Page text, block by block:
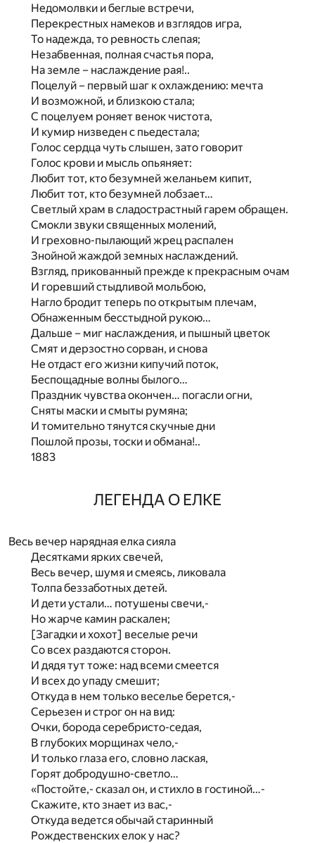
Недомолвки и беглые встречи,
Перекрестных намеков и взглядов игра,
То надежда, то ревность слепая;
Незабвенная, полная счастья пора,
На земле – наслаждение рая!..
Поцелуй – первый шаг к охлаждению: мечта
И возможной, и близкою стала;
С поцелуем роняет венок чистота,
И кумир низведен с пьедестала;
Голос сердца чуть слышен, зато говорит
Голос крови и мысль опьяняет:
Любит тот, кто безумней желаньем кипит,
Любит тот, кто безумней лобзает…
Светлый храм в сладострастный гарем обращен.
Смокли звуки священных молений,
И греховно-пылающий жрец распален
Знойной жаждой земных наслаждений.
Взгляд, прикованный прежде к прекрасным очам
И горевший стыдливой мольбою,
Нагло бродит теперь по открытым плечам,
Обнаженным бесстыдной рукою…
Дальше – миг наслаждения, и пышный цветок
Смят и дерзостно сорван, и снова
Не отдаст его жизни кипучий поток,
Беспощадные волны былого…
Праздник чувства окончен… погасли огни,
Сняты маски и смыты румяна;
И томительно тянутся скучные дни
Пошлой прозы, тоски и обмана!..
1883
ЛЕГЕНДА О ЕЛКЕ
Весь вечер нарядная елка сияла
Десятками ярких свечей,
Весь вечер, шумя и смеясь, ликовала
Толпа беззаботных детей.
И дети устали… потушены свечи,-
Но жарче камин раскален;
[Загадки и хохот] веселые речи
Со всех раздаются сторон.
И дядя тут тоже: над всеми смеется
И всех до упаду смешит;
Откуда в нем только веселье берется,-
Серьезен и строг он на вид:
Очки, борода серебристо-седая,
В глубоких морщинах чело,-
И только глаза его, словно лаская,
Горят добродушно-светло…
«Постойте,- сказал он, и стихло в гостиной…-
Скажите, кто знает из вас,-
Откуда ведется обычай старинный
Рождественских елок у нас?